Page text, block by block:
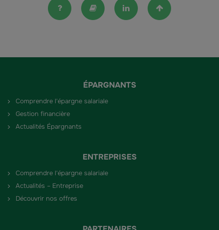
ÉPARGNANTS
Comprendre l'épargne salariale
Gestion financière
Actualités Épargnants
ENTREPRISES
Comprendre l'épargne salariale
Actualités – Entreprise
Découvrir nos offres